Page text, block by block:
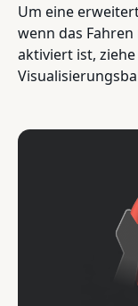
Um eine
wenn das
aktiviert ist,